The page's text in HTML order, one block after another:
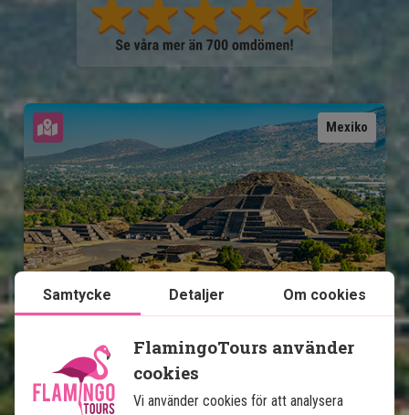
Mexiko
Mexikos höjdpunkter med
badsemester på Isla Holbox
13 nätters rundresa
Stadsliv i Mexico City
Pyramider i Teotihuacán
Samtycke Detaljer Om cookies
FlamingoTours använder
cookies
Vi använder cookies för att analysera